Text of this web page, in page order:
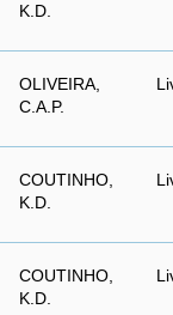
K.D.
OLIVEIRA,
C.A.P.
COUTINHO,
K.D.
COUTINHO,
K.D.